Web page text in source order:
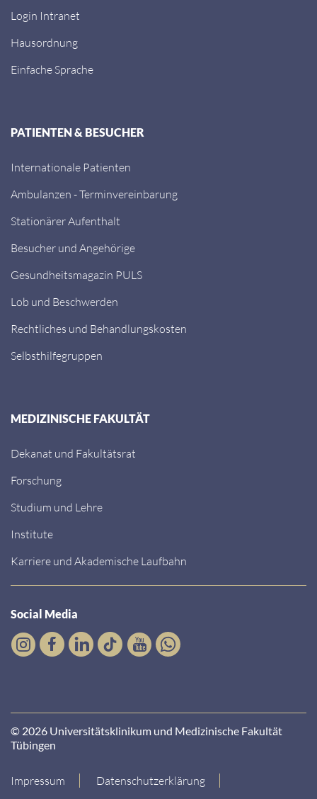
Login Intranet
Hausordnung
Einfache Sprache
PATIENTEN & BESUCHER
Internationale Patienten
Ambulanzen - Terminvereinbarung
Stationärer Aufenthalt
Besucher und Angehörige
Gesundheitsmagazin PULS
Lob und Beschwerden
Rechtliches und Behandlungskosten
Selbsthilfegruppen
MEDIZINISCHE FAKULTÄT
Dekanat und Fakultätsrat
Forschung
Studium und Lehre
Institute
Karriere und Akademische Laufbahn
Social Media
© 2026 Universitätsklinikum und Medizinische Fakultät
Tübingen
Impressum Datenschutzerklärung